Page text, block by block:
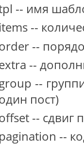
-- имя
--
--
--
--
пост)
-- сдвиг
--